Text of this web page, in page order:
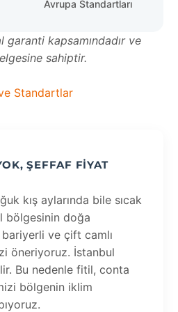
Avrupa Standartları
kapsamındadır ve
sahiptir.
Standartlar
ŞEFFAF FIYAT
kış aylarında bile sıcak
bölgesinin doğa
bariyerli ve çift camlı
öneriyoruz. İstanbul
Bu nedenle fitil, conta
bölgenin iklim